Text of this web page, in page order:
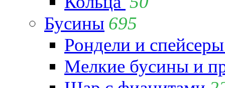
Бусины 695
Рондели и
Мелкие бусины и